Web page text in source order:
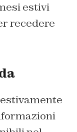
estivi
recedere